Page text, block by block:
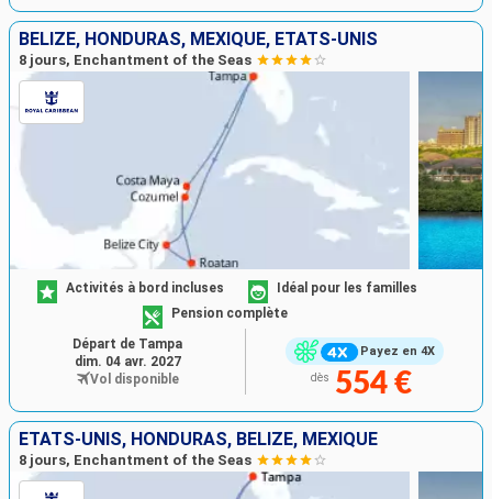
BELIZE, HONDURAS, MEXIQUE, ÉTATS-UNIS
8 jours, Enchantment of the Seas
Payez en 4X
Activités à bord incluses
Idéal pour les familles
Pension complète
dès 554 €
Départ de Tampa
dim. 04 avr. 2027
Vol disponible
ÉTATS-UNIS, HONDURAS, BELIZE, MEXIQUE
8 jours, Enchantment of the Seas